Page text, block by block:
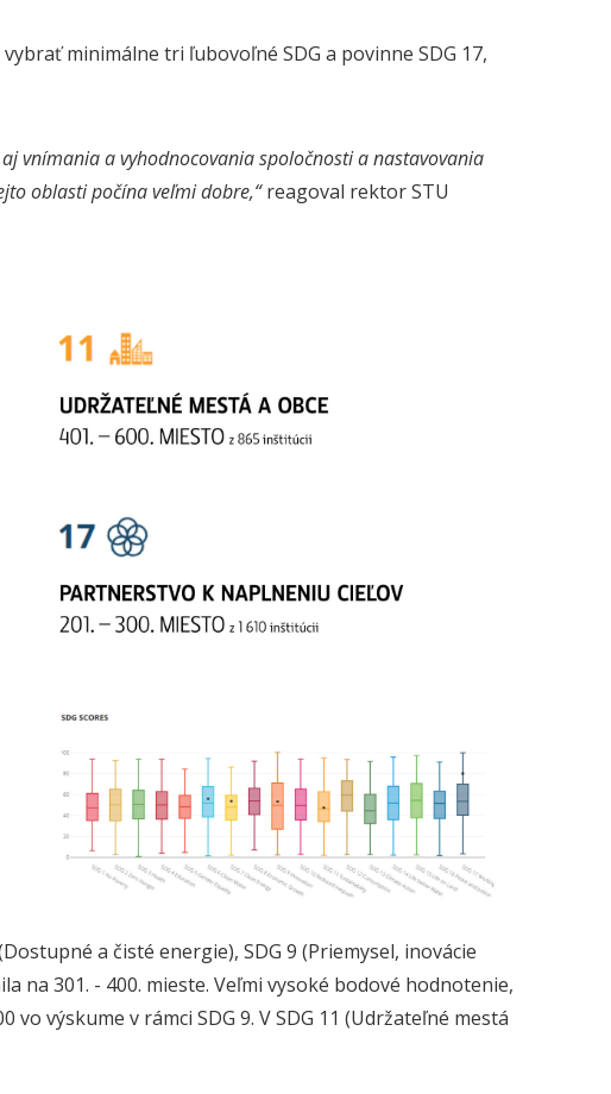
minimálne tri ľubovoľné SDG a povinne SDG 17,
vnímania a vyhodnocovania spoločnosti a nastavovania
oblasti počína veľmi dobre,“reagoval rektor STU
a čisté energie), SDG 9 (Priemysel, inovácie
na 301. - 400. mieste. Veľmi vysoké bodové hodnotenie,
výskume v rámci SDG 9. V SDG 11 (Udržateľné mestá